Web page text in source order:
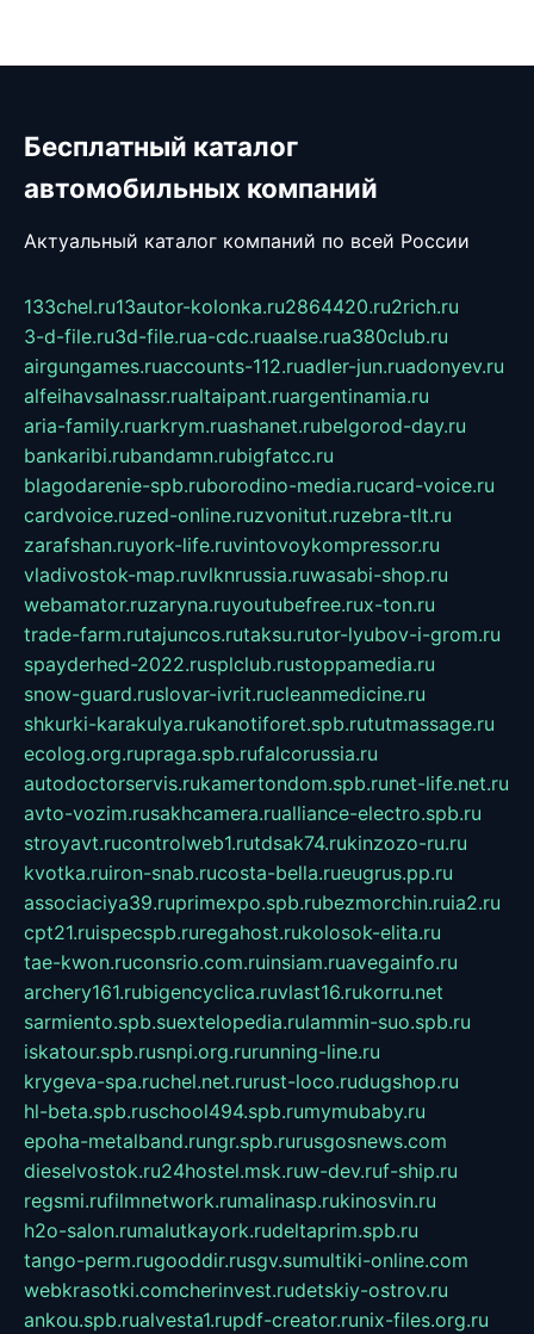
Бесплатный каталог
автомобильных компаний
Актуальный каталог компаний по всей России
133chel.ru13autor-kolonka.ru2864420.ru2rich.ru
3-d-file.ru3d-file.rua-cdc.ruaalse.rua380club.ru
airgungames.ruaccounts-112.ruadler-jun.ruadonyev.ru
alfeihavsalnassr.rualtaipant.ruargentinamia.ru
aria-family.ruarkrym.ruashanet.rubelgorod-day.ru
bankaribi.rubandamn.rubigfatcc.ru
blagodarenie-spb.ruborodino-media.rucard-voice.ru
cardvoice.ruzed-online.ruzvonitut.ruzebra-tlt.ru
zarafshan.ruyork-life.ruvintovoykompressor.ru
vladivostok-map.ruvlknrussia.ruwasabi-shop.ru
webamator.ruzaryna.ruyoutubefree.rux-ton.ru
trade-farm.rutajuncos.rutaksu.rutor-lyubov-i-grom.ru
spayderhed-2022.rusplclub.rustoppamedia.ru
snow-guard.ruslovar-ivrit.rucleanmedicine.ru
shkurki-karakulya.rukanotiforet.spb.rututmassage.ru
ecolog.org.rupraga.spb.rufalcorussia.ru
autodoctorservis.rukamertondom.spb.runet-life.net.ru
avto-vozim.rusakhcamera.rualliance-electro.spb.ru
stroyavt.rucontrolweb1.rutdsak74.rukinzozo-ru.ru
kvotka.ruiron-snab.rucosta-bella.rueugrus.pp.ru
associaciya39.ruprimexpo.spb.rubezmorchin.ruia2.ru
cpt21.ruispecspb.ruregahost.rukolosok-elita.ru
tae-kwon.ruconsrio.com.ruinsiam.ruavegainfo.ru
archery161.rubigencyclica.ruvlast16.rukorru.net
sarmiento.spb.suextelopedia.rulammin-suo.spb.ru
iskatour.spb.rusnpi.org.rurunning-line.ru
krygeva-spa.ruchel.net.rurust-loco.rudugshop.ru
hl-beta.spb.ruschool494.spb.rumymubaby.ru
epoha-metalband.rungr.spb.rurusgosnews.com
dieselvostok.ru24hostel.msk.ruw-dev.ruf-ship.ru
regsmi.rufilmnetwork.rumalinasp.rukinosvin.ru
h2o-salon.rumalutkayork.rudeltaprim.spb.ru
tango-perm.rugooddir.rusgv.sumultiki-online.com
webkrasotki.comcherinvest.rudetskiy-ostrov.ru
ankou.spb.rualvesta1.rupdf-creator.runix-files.org.ru